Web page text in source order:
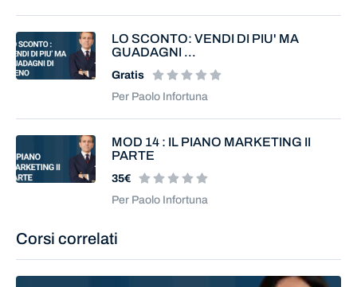
Corsi correlati
LO SCONTO: VENDI DI PIU' MA
GUADAGNI ...
Gratis
Per Paolo Infortuna
MOD 14 : IL PIANO MARKETING II
PARTE
35€
Per Paolo Infortuna